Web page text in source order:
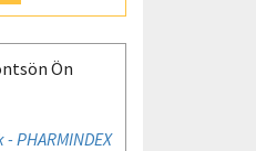
Ön
PHARMINDEX